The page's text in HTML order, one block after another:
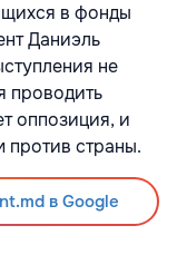
в фонды
Даниэль
не
проводить
оппозиция, и
против страны.
в Google